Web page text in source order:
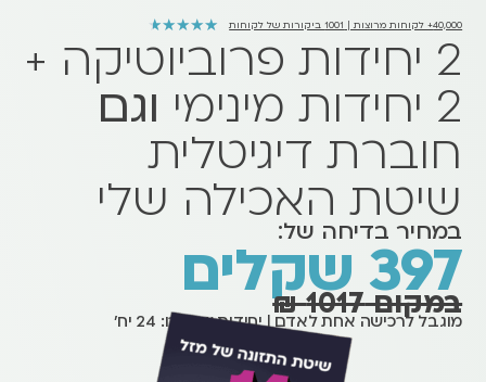
40,000+ לקוחות מרוצות | 1001 ביקורות של לקוחות ★
★
★
★
★
2 יחידות פרוביוטיקה +
2 יחידות מינימי וגם
חוברת דיגיטלית
שיטת האכילה שלי
במחיר בדיחה של:
397 שקלים
במקום 1017 ₪
מוגבל לרכישה אחת לאדם | יחידות שנותרו: 24 יח'